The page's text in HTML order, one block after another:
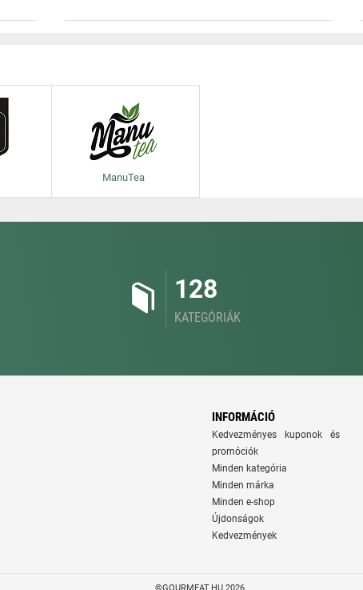
ManuTea
128
KATEGÓRIÁK
INFORMÁCIÓ
Kedvezményes kuponok és
promóciók
Minden kategória
Minden márka
Minden e-shop
Újdonságok
Kedvezmények